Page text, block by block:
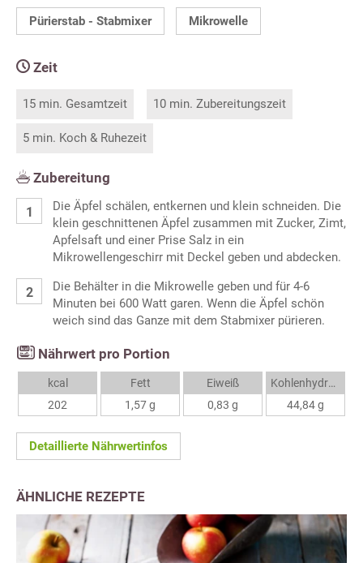
Pürierstab - Stabmixer Mikrowelle
Zeit
15 min. Gesamtzeit 10 min. Zubereitungszeit
5 min. Koch & Ruhezeit
Zubereitung
Die Äpfel schälen, entkernen und klein schneiden. Die
klein geschnittenen Äpfel zusammen mit Zucker, Zimt,
Apfelsaft und einer Prise Salz in ein
Mikrowellengeschirr mit Deckel geben und abdecken.
Die Behälter in die Mikrowelle geben und für 4-6
Minuten bei 600 Watt garen. Wenn die Äpfel schön
weich sind das Ganze mit dem Stabmixer pürieren.
Nährwert pro Portion
kcal
202
Fett
1,57 g
Eiweiß
0,83 g
Kohlenhydrate
44,84 g
Detaillierte Nährwertinfos
ÄHNLICHE REZEPTE